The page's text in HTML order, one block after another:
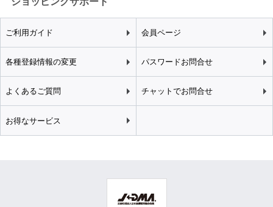
ご利用ガイド 会員ページ
各種登録情報の変更 パスワードお問合せ
よくあるご質問 チャットでお問合せ
お得なサービス